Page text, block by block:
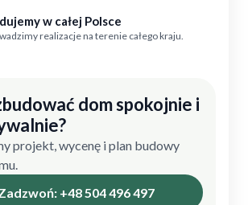
w całej Polsce
realizacje na terenie całego kraju.
dom spokojnie i
projekt, wycenę i plan budowy
+48 504 496 497